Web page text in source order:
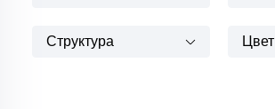
Структура Цвет